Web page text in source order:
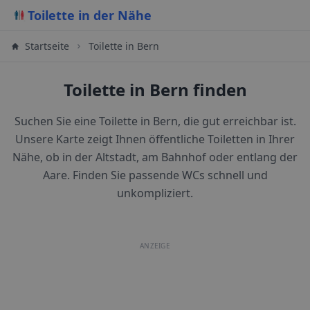
Toilette in der Nähe
Startseite Toilette in Bern
Toilette in Bern finden
Suchen Sie eine Toilette in Bern, die gut erreichbar ist.
Unsere Karte zeigt Ihnen öffentliche Toiletten in Ihrer
Nähe, ob in der Altstadt, am Bahnhof oder entlang der
Aare. Finden Sie passende WCs schnell und
unkompliziert.
ANZEIGE